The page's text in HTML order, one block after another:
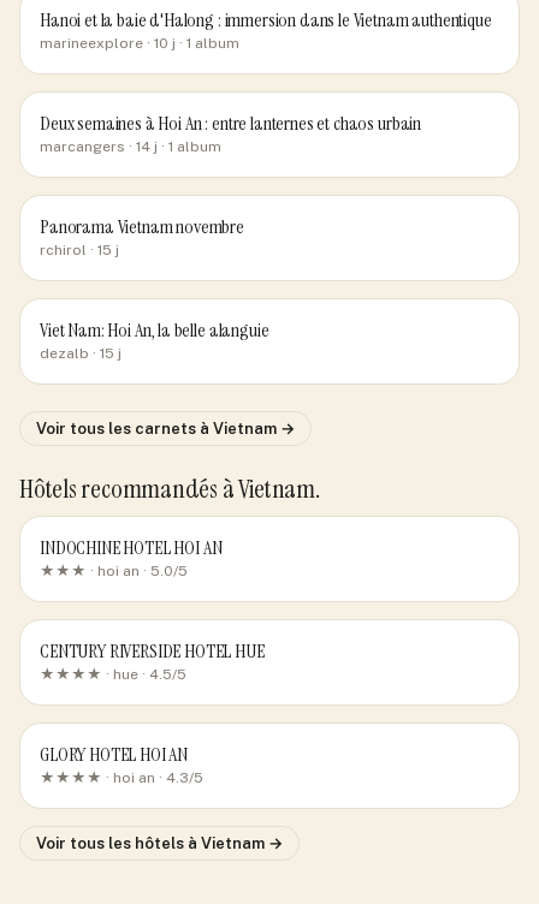
Hanoi et la baie d'Halong : immersion dans le Vietnam authentique
marineexplore · 10 j · 1 album
Deux semaines à Hoi An : entre lanternes et chaos urbain
marcangers · 14 j · 1 album
Panorama Vietnam novembre
rchirol · 15 j
Viet Nam: Hoi An, la belle alanguie
dezalb · 15 j
Voir tous les carnets à Vietnam →
Hôtels recommandés à Vietnam.
INDOCHINE HOTEL HOI AN
★★★ · hoi an · 5.0/5
CENTURY RIVERSIDE HOTEL HUE
★★★★ · hue · 4.5/5
GLORY HOTEL HOI AN
★★★★ · hoi an · 4.3/5
Voir tous les hôtels à Vietnam →